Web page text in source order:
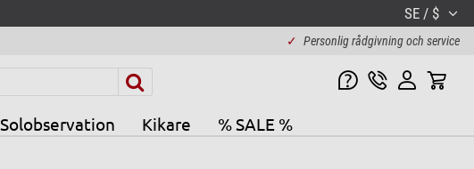
SE / $
✓ Personlig rådgivning och service
Solobservation Kikare % SALE %